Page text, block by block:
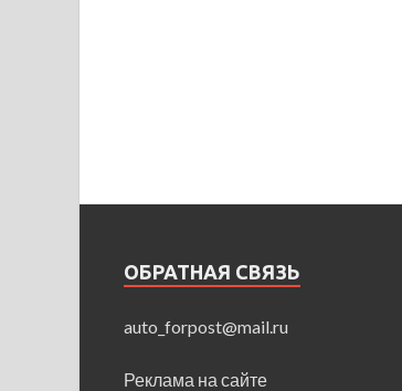
ОБРАТНАЯ СВЯЗЬ
auto_forpost@mail.ru
Реклама на сайте